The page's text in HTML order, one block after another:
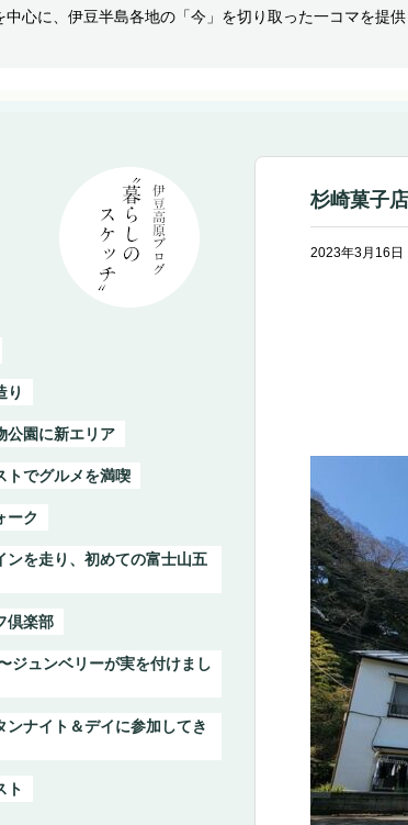
中心に、伊豆半島各地の「今」を切り取った一コマを提供
杉崎菓子店
2023年3月16日
り
公園に新エリア
トでグルメを満喫
ーク
ンを走り、初めての富士山五
倶楽部
ジュンベリーが実を付けまし
ンナイト＆デイに参加してき
ト